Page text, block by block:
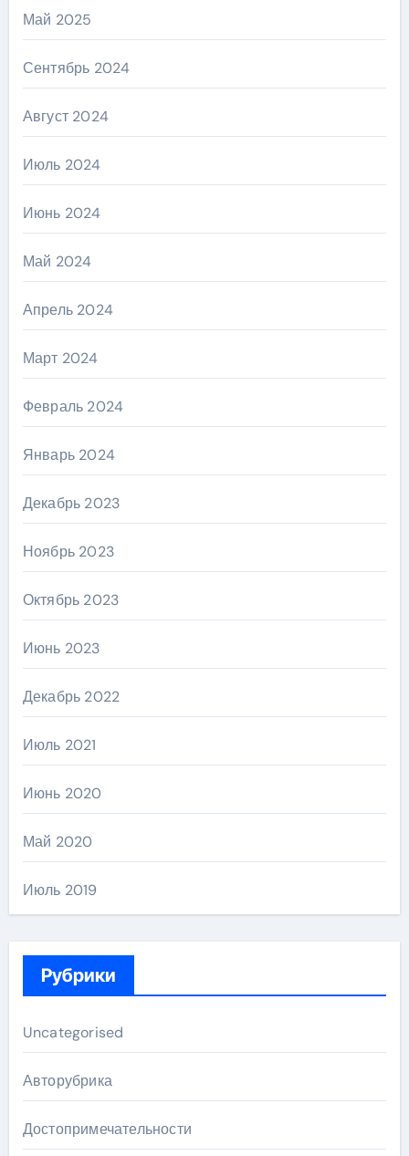
Май 2025
Сентябрь 2024
Август 2024
Июль 2024
Июнь 2024
Май 2024
Апрель 2024
Март 2024
Февраль 2024
Январь 2024
Декабрь 2023
Ноябрь 2023
Октябрь 2023
Июнь 2023
Декабрь 2022
Июль 2021
Июнь 2020
Май 2020
Июль 2019
Рубрики
Uncategorised
Авторубрика
Достопримечательности